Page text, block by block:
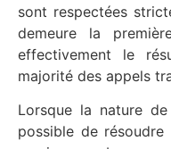
sont respectées
demeure la
effectivement le
majorité des appels
Lorsque la nature
possible de